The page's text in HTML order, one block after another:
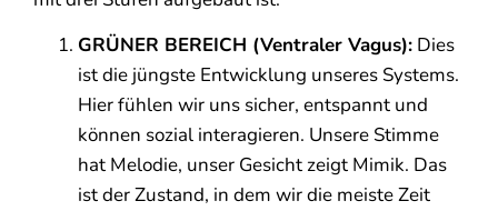
GRÜNER BEREICH (Ventraler Vagus): Dies
ist die jüngste Entwicklung unseres Systems.
Hier fühlen wir uns sicher, entspannt und
können sozial interagieren. Unsere Stimme
hat Melodie, unser Gesicht zeigt Mimik. Das
ist der Zustand, in dem wir die meiste Zeit